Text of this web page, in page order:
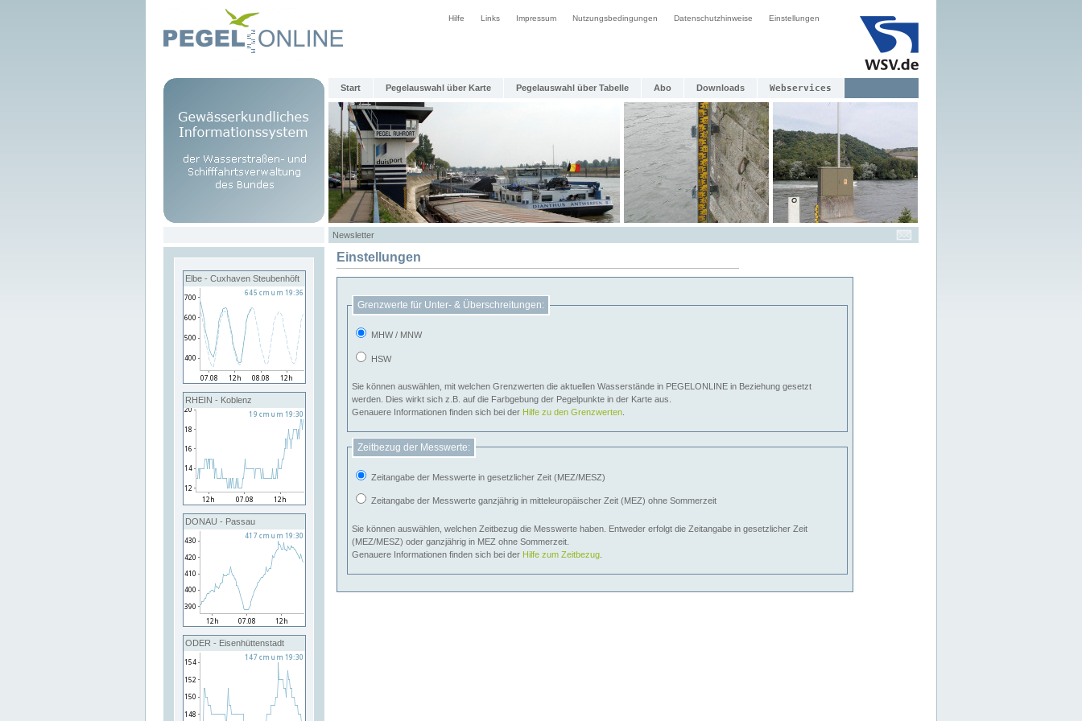
Hilfe Links Impressum Nutzungsbedingungen Datenschutzhinweise Einstellungen
Start Pegelauswahl über Karte Pegelauswahl über Tabelle Abo Downloads Webservices
Newsletter
Elbe - Cuxhaven Steubenhöft
RHEIN - Koblenz
DONAU - Passau
ODER - Eisenhüttenstadt
Einstellungen
Grenzwerte für Unter- & Überschreitungen:
MHW / MNW
HSW
Sie können auswählen, mit welchen Grenzwerten die aktuellen Wasserstände in PEGELONLINE in Beziehung gesetzt
werden. Dies wirkt sich z.B. auf die Farbgebung der Pegelpunkte in der Karte aus.
Genauere Informationen finden sich bei der Hilfe zu den Grenzwerten
Zeitbezug der Messwerte:
Zeitangabe der Messwerte in gesetzlicher Zeit (MEZ/MESZ)
Zeitangabe der Messwerte ganzjährig in mitteleuropäischer Zeit (MEZ) ohne Sommerzeit
Sie können auswählen, welchen Zeitbezug die Messwerte haben. Entweder erfolgt die Zeitangabe in gesetzlicher Zeit
(MEZ/MESZ) oder ganzjährig in MEZ ohne Sommerzeit.
Genauere Informationen finden sich bei der Hilfe zum Zeitbezug